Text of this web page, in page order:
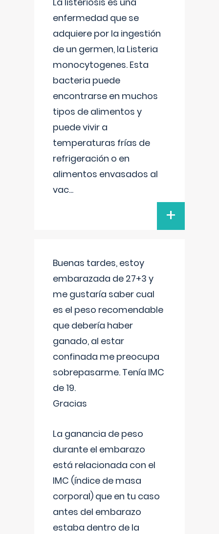
enfermedad que se
adquiere por la ingestión
de un germen, la Listeria
monocytogenes. Esta
bacteria puede
encontrarse en muchos
tipos de alimentos y
puede vivir a
temperaturas frías de
refrigeración o en
alimentos envasados al
vac...
+
Buenas tardes, estoy
embarazada de 27+3 y
me gustaría saber cual
es el peso recomendable
que debería haber
ganado, al estar
confinada me preocupa
sobrepasarme. Tenía IMC
de 19.
Gracias
La ganancia de peso
durante el embarazo
está relacionada con el
IMC (índice de masa
corporal) que en tu caso
antes del embarazo
estaba dentro de la